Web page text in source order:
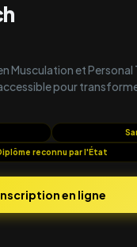
de
Musculation et
pour
reconnu par l'État
en ligne
!